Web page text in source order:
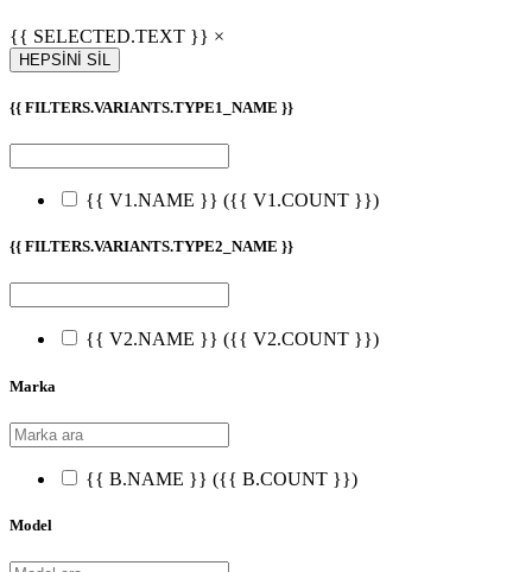
{{ SELECTED.TEXT }} ×
HEPSİNİ SİL
{{ FILTERS.VARIANTS.TYPE1_NAME }}
{{ V1.NAME }} ({{ V1.COUNT }})
{{ FILTERS.VARIANTS.TYPE2_NAME }}
{{ V2.NAME }} ({{ V2.COUNT }})
Marka
{{ B.NAME }} ({{ B.COUNT }})
Model